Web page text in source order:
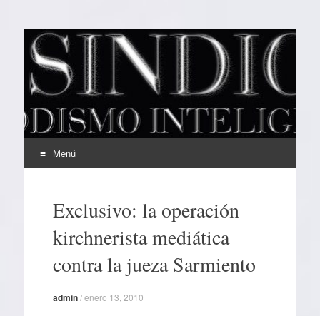
EL SINDICAL
Periodismo Inteligente
Menú
contenidoExclusivo: la operación
kirchnerista mediática
contra la jueza Sarmiento
admin/enero 13, 2010